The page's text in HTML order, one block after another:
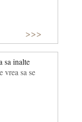
>>>
sa inalte
vrea sa se